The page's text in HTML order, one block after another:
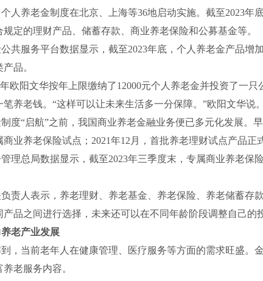
养老金制度在北京、上海等36地启动实施。截至2023年
定的理财产品、储蓄存款、商业养老保险和公募基金等。
服务平台数据显示，截至2023年底，个人养老金产品增
品。
阳文华按年上限缴纳了12000元个人养老金并投资了一
养老钱。“这样可以让未来生活多一分保障。”欧阳文华说。
“启航”之前，我国商业养老金融业务便已多元化发展。早
商业养老保险试点；2021年12月，首批养老理财试点产品
总局数据显示，截至2023年三季度末，专属商业养老保
人表示，养老理财、养老基金、养老保险、养老储蓄存
品之间进行选择，未来还可以在不同年龄阶段调整自己的
老产业发展
当前老年人在健康管理、医疗服务等方面的需求旺盛。
老服务内容。